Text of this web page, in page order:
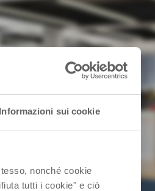
Informazioni sui cookie
nonché cookie
tutti i cookie" e ciò